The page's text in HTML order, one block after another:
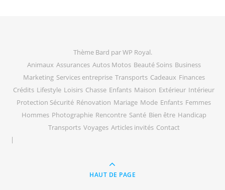
Thème Bard parWP Royal.
Animaux Assurances Autos Motos Beauté Soins Business
Marketing Services entreprise Transports Cadeaux Finances
Crédits Lifestyle Loisirs Chasse Enfants Maison Extérieur Intérieur
Protection Sécurité Rénovation Mariage Mode Enfants Femmes
Hommes Photographie Rencontre Santé Bien être Handicap
Transports Voyages Articles invités Contact
HAUT DE PAGE